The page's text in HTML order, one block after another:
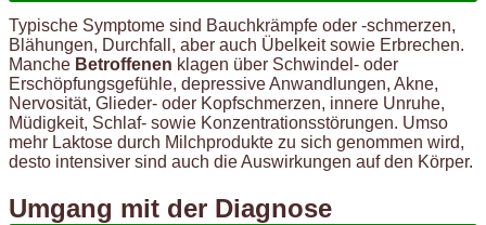
Typische Symptome sind Bauchkrämpfe oder -schmerzen,
Blähungen, Durchfall, aber auch Übelkeit sowie Erbrechen.
Manche Betroffenen klagen über Schwindel- oder
Erschöpfungsgefühle, depressive Anwandlungen, Akne,
Nervosität, Glieder- oder Kopfschmerzen, innere Unruhe,
Müdigkeit, Schlaf- sowie Konzentrationsstörungen. Umso
mehr Laktose durch Milchprodukte zu sich genommen wird,
desto intensiver sind auch die Auswirkungen auf den Körper.
Umgang mit der Diagnose